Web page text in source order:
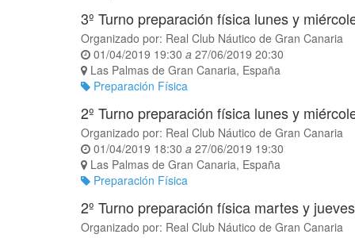
3º Turno preparación física lunes y
Organizado por: Real Club Náutico de Gran Canaria
01/04/2019 19:30 a 27/06/2019 20:30
Las Palmas de Gran Canaria, España
Preparación Física
2º Turno preparación física lunes y
Organizado por: Real Club Náutico de Gran Canaria
01/04/2019 18:30 a 27/06/2019 19:30
Las Palmas de Gran Canaria, España
Preparación Física
2º Turno preparación física martes y
Organizado por: Real Club Náutico de Gran Canaria